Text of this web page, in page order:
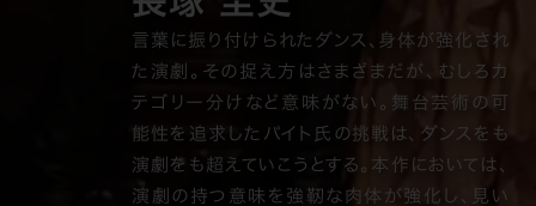
言葉に振り付けられたダンス、身体が強化され
た演劇。その捉え方はさまざまだが、むしろカ
テゴリー分けなど意味がない。舞台芸術の可
能性を追求したパイト氏の挑戦は、ダンスをも
演劇をも超えていこうとする。本作においては、
演劇の持つ意味を強靭な肉体が強化し、見い